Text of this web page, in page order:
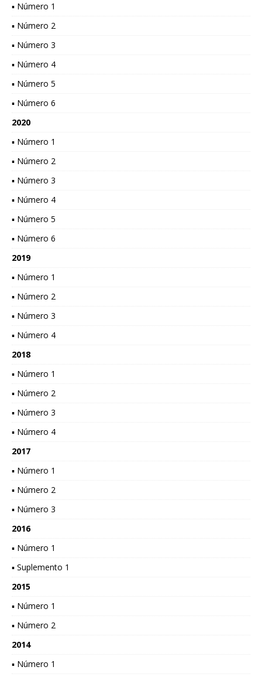
▪ Número 1
▪ Número 2
▪ Número 3
▪ Número 4
▪ Número 5
▪ Número 6
2020
▪ Número 1
▪ Número 2
▪ Número 3
▪ Número 4
▪ Número 5
▪ Número 6
2019
▪ Número 1
▪ Número 2
▪ Número 3
▪ Número 4
2018
▪ Número 1
▪ Número 2
▪ Número 3
▪ Número 4
2017
▪ Número 1
▪ Número 2
▪ Número 3
2016
▪ Número 1
▪ Suplemento 1
2015
▪ Número 1
▪ Número 2
2014
▪ Número 1